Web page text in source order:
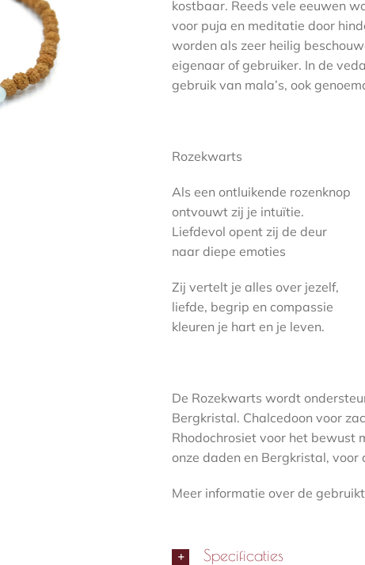
kostbaar. Reeds vele eeuwen
voor puja en meditatie door
worden als zeer heilig
eigenaar of gebruiker. In de
gebruik van mala’s, ook
Rozekwarts
Als een ontluikende rozenknop
ontvouwt zij je intuïtie.
Liefdevol opent zij de deur
naar diepe emoties
Zij vertelt je alles over jezelf,
liefde, begrip en compassie
kleuren je hart en je leven.
De Rozekwarts wordt
Bergkristal. Chalcedoon voor
Rhodochrosiet voor het bewust
onze daden en Bergkristal, voor
Meer informatie over de
Specificaties